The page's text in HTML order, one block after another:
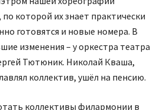
которой их знает практически
готовятся и новые номера. В
изменения – у оркестра театра
Тютюник. Николай Кваша,
коллектив, ушёл на пенсию.
коллективы филармонии в